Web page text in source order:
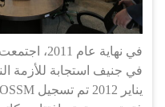
في نهاية عام
في جنيف استجابة للأزمة